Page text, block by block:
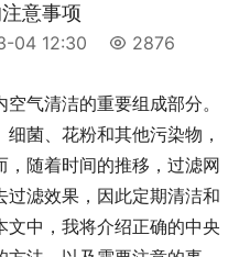
意事项
04 12:30 2876
气清洁的重要组成部分。
菌、花粉和其他污染物，
随着时间的推移，过滤网
滤效果，因此定期清洁和
中，我将介绍正确的中央